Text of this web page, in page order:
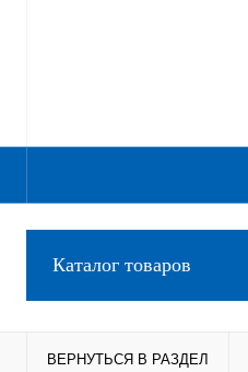
Каталог товаров
ВЕРНУТЬСЯ В РАЗДЕЛ